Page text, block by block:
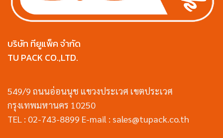
บริษัท ทียูแพ็ค จำกัด
TU PACK CO.,LTD.
549/9 ถนนอ่อนนุช แขวงประเวศ เขตประเวศ
กรุงเทพมหานคร 10250
TEL : 02-743-8899 E-mail : sales@tupack.co.th